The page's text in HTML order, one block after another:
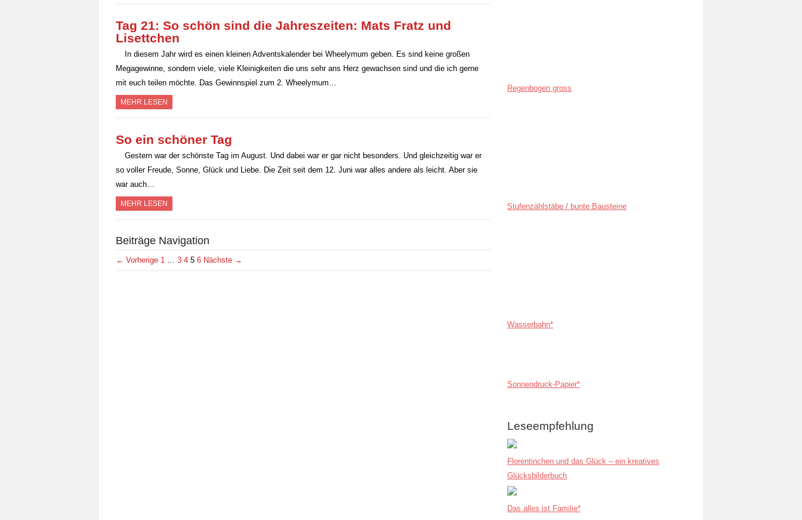
Tag 21: So schön sind die Jahreszeiten: Mats Fratz und
Lisettchen
In diesem Jahr wird es einen kleinen Adventskalender bei Wheelymum geben. Es sind keine großen
Megagewinne, sondern viele, viele Kleinigkeiten die uns sehr ans Herz gewachsen sind und die ich gerne
mit euch teilen möchte. Das Gewinnspiel zum 2. Wheelymum…
MEHR LESEN
So ein schöner Tag
Gestern war der schönste Tag im August. Und dabei war er gar nicht besonders. Und gleichzeitig war er
so voller Freude, Sonne, Glück und Liebe. Die Zeit seit dem 12. Juni war alles andere als leicht. Aber sie
war auch…
MEHR LESEN
Beiträge Navigation
← Vorherige 1 … 3 4 5 6 Nächste →
Regenbogen gross
Stufenzählstäbe / bunte Bausteine
Wasserbahn*
Sonnendruck-Papier*
Leseempfehlung
Florentinchen und das Glück – ein kreatives
Glücksbilderbuch
Das alles ist Familie*